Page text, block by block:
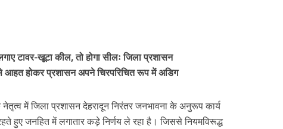
टावर-खूटा कील, तो होगा सीलः जिला प्रशासन
होकर प्रशासन अपने चिरपरिचित रूप में अडिग
में जिला प्रशासन देहरादून निरंतर जनभावना के अनुरूप कार्य
हुए जनहित में लगातार कड़े निर्णय ले रहा है। जिससे नियमविरूद्ध